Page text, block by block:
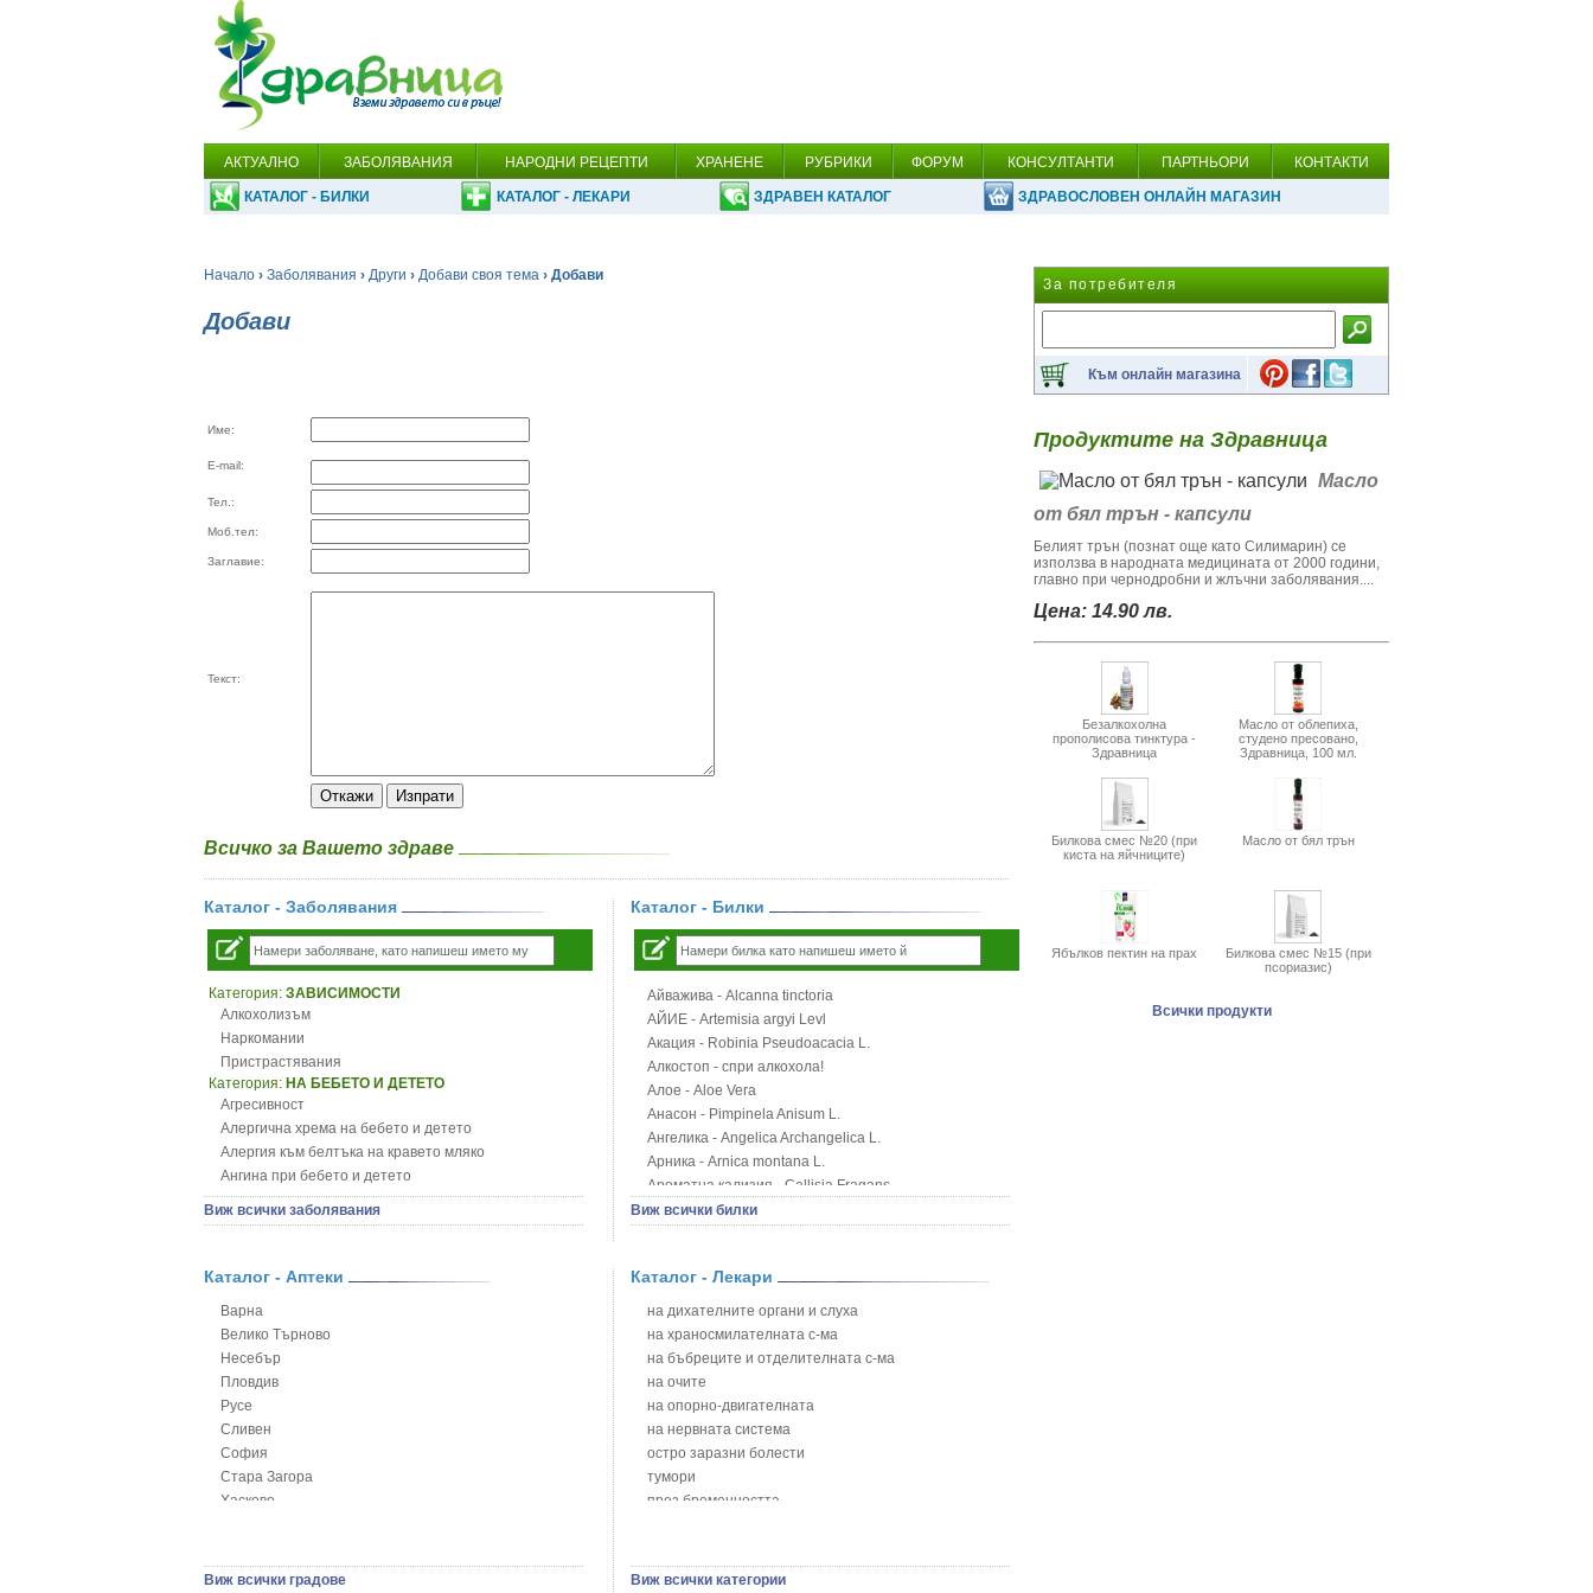
АКТУАЛНО ЗАБОЛЯВАНИЯ НАРОДНИ РЕЦЕПТИ ХРАНЕНЕ РУБРИКИ ФОРУМ КОНСУЛТАНТИ ПАРТНЬОРИ КОНТАКТИ
КАТАЛОГ - БИЛКИ КАТАЛОГ - ЛЕКАРИ ЗДРАВЕН КАТАЛОГ ЗДРАВОСЛОВЕН ОНЛАЙН МАГАЗИН
Начало › Заболявания › Други › Добави своя тема › Добави
Добави
Име:
E-mail:
Тел.:
Моб.тел:
Заглавие:
Текст:
Всичко за Вашето здраве
Каталог - Заболявания
Категория: ЗАВИСИМОСТИ
Алкохолизъм
Наркомании
Пристрастявания
Категория: НА БЕБЕТО И ДЕТЕТО
Агресивност
Алергична хрема на бебето и детето
Алергия към белтъка на кравето мляко
Ангина при бебето и детето
Анемия при бебето и детето
Апетит - пълни деца
Безапетитие при бебето и детето
Бронхит и пневмония при деца
Варицела
Висока температура на бебето и детето
Възпаление на ушите на бебето и детето
Глисти
Грижа за пъпа на новороденото
Грип при бебето и детето
Гърч
Детски диабет
Виж всички заболявания
Каталог - Билки
Айважива - Alcanna tinctoria
АЙИЕ - Artemisia argyi Levl
Акация - Robinia Pseudoacacia L.
Алкостоп - спри алкохола!
Алое - Aloe Vera
Анасон - Pimpinela Anisum L.
Ангелика - Angelica Archangelica L.
Арника - Arnica montana L.
Ароматна кализия - Callisia Fragans
Арония - Sorbus melanocorpa
Блатен аир - Acorus calamus L.
Блатен тъжник - Spirea ulmaria L.
Блян
Бобови шушулки - Phaseolus Vulgaris L.
Божур - Paeonia Decora
Борови връхчета - Pinus sylvestris
Босилек - Ocimum Basillicum
Брей - Tamus Communis
Брош - Rubia tinctorum L.
Бръшлян - Hedera helix L.
Бял имел - Viscum album L.
Бял оман - Inula Helenium L.
Виж всички билки
Каталог - Аптеки
Варна
Велико Търново
Несебър
Пловдив
Русе
Сливен
София
Стара Загора
Хасково
Виж всички градове
Каталог - Лекари
на дихателните органи и слуха
на храносмилателната с-ма
на бъбреците и отделителната с-ма
на очите
на опорно-двигателната
на нервната система
остро заразни болести
тумори
през бременността
сексуални проблеми
Виж всички категории
За потребителя
Към онлайн магазина
Продуктите на Здравница
Масло
от бял трън - капсули
Белият трън (познат още като Силимарин) се
използва в народната медицината от 2000 години,
главно при чернодробни и жлъчни заболявания....
Цена: 14.90 лв.
Безалкохолна
прополисова тинктура -
Здравница
Масло от облепиха,
студено пресовано,
Здравница, 100 мл.
Билкова смес №20 (при
киста на яйчниците)
Масло от бял трън
Ябълков пектин на прах
Билкова смес №15 (при
псориазис)
Всички продукти